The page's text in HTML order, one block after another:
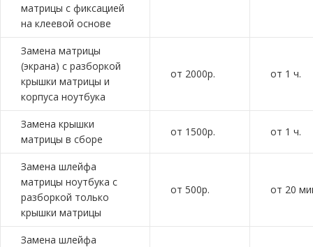
матрицы с фиксацией
на клеевой основе
Замена матрицы
(экрана) с разборкой
крышки матрицы и
корпуса ноутбука
от 2000р. от 1 ч.
Замена крышки
матрицы в сборе
от 1500р. от 1 ч.
Замена шлейфа
матрицы ноутбука с
разборкой только
крышки матрицы
от 500р. от 20
Замена шлейфа